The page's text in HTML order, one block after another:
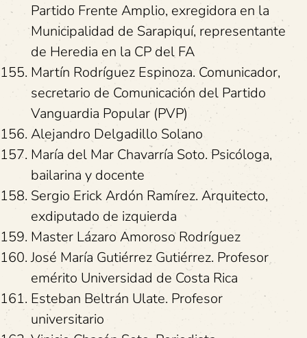
Partido Frente Amplio, exregidora en la
Municipalidad de Sarapiquí, representante
de Heredia en la CP del FA
Martín Rodríguez Espinoza. Comunicador,
secretario de Comunicación del Partido
Vanguardia Popular (PVP)
Alejandro Delgadillo Solano
María del Mar Chavarría Soto. Psicóloga,
bailarina y docente
Sergio Erick Ardón Ramírez. Arquitecto,
exdiputado de izquierda
Master Lázaro Amoroso Rodríguez
José María Gutiérrez Gutiérrez. Profesor
emérito Universidad de Costa Rica
Esteban Beltrán Ulate. Profesor
universitario